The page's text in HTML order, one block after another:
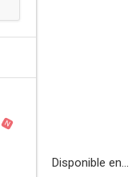
N
Disponible en...